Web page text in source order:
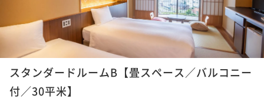
¥23,300~
2名 ¥ 21,669 ~
ポイントアップ
【ベストレート】北海道の味覚ビュッフェと湯の川温
泉を愉しむ／夕・朝食付き
スタンダードルームB【畳スペース／バルコニー
付／30平米】